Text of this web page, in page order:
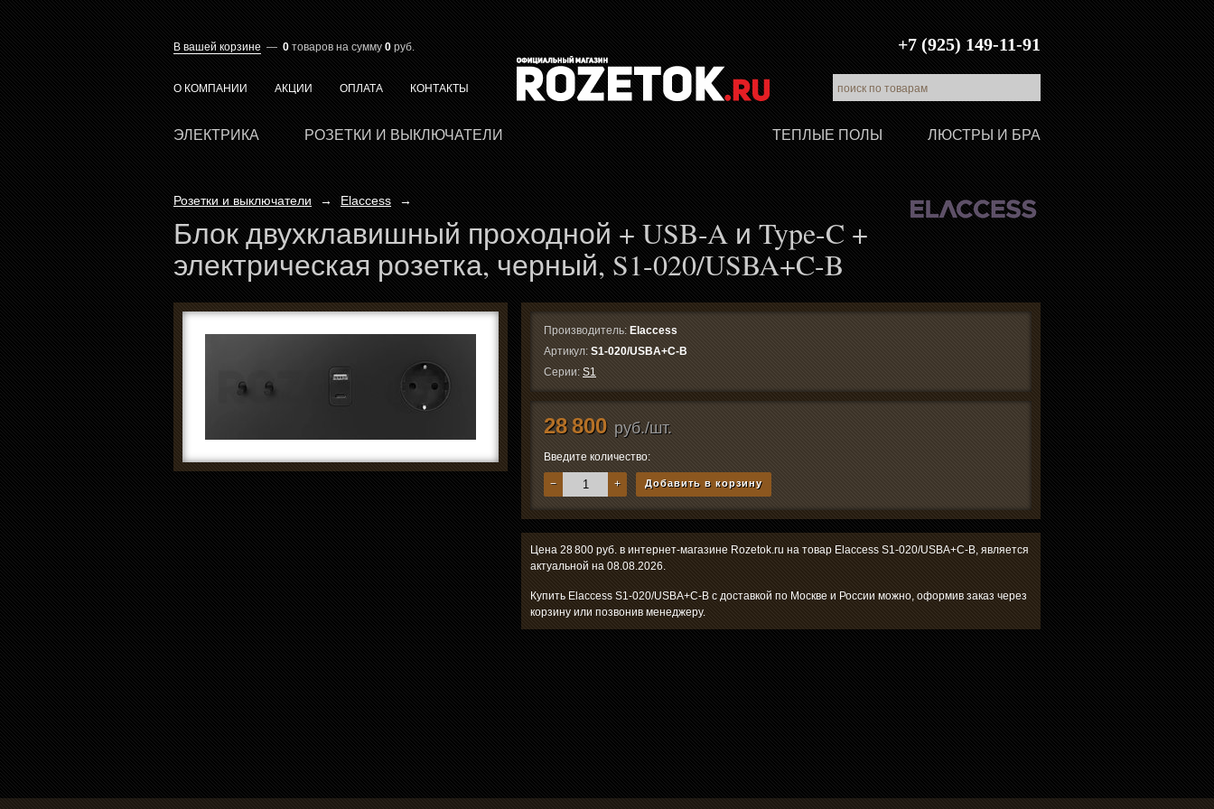
В вашей корзине — 0 товаров на сумму 0 руб. +7 (925) 149-11-91
О КОМПАНИИ АКЦИИ ОПЛАТА КОНТАКТЫ
ЭЛЕКТРИКА РОЗЕТКИ И ВЫКЛЮЧАТЕЛИ ЛЮСТРЫ И БРА
ТЕПЛЫЕ ПОЛЫ
Розетки и выключатели → Elaccess →
Блок двухклавишный проходной + USB-A и Type-C +
электрическая розетка, черный, S1-020/USBA+C-B
Производитель: Elaccess
Артикул: S1-020/USBA+C-B
Серии: S1
28 800 руб./шт.
Введите количество:
− + Добавить в корзину
Цена 28 800 руб. в интернет-магазине Rozetok.ru на товар Elaccess S1-020/USBA+C-B, является
актуальной на 08.08.2026.
Купить Elaccess S1-020/USBA+C-B с доставкой по Москве и России можно, оформив заказ через
корзину или позвонив менеджеру.